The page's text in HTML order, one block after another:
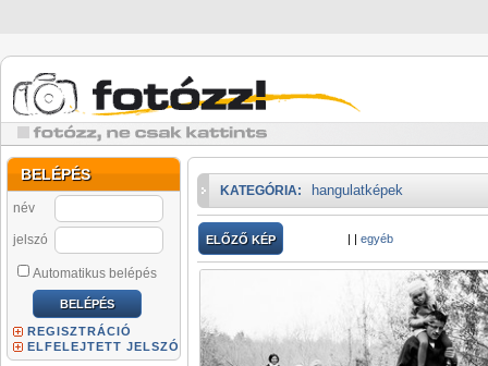
BELÉPÉS
név
jelszó
Automatikus belépés
REGISZTRÁCIÓ
ELFELEJTETT JELSZÓ
KATEGÓRIA: hangulatképek
ELŐZŐ KÉP | | egyéb